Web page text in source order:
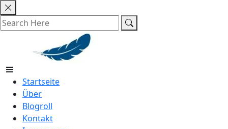
Skip
to
content
Startseite
Über
Blogroll
Kontakt